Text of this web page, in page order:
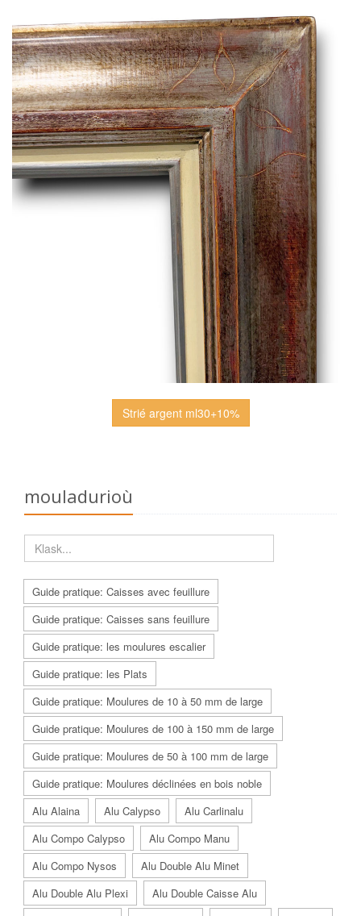
Strié argent ml30+10%
mouladurioù
Guide pratique: Caisses avec feuillure
Guide pratique: Caisses sans feuillure
Guide pratique: les moulures escalier
Guide pratique: les Plats
Guide pratique: Moulures de 10 à 50 mm de large
Guide pratique: Moulures de 100 à 150 mm de large
Guide pratique: Moulures de 50 à 100 mm de large
Guide pratique: Moulures déclinées en bois noble
Alu Alaina
Alu Calypso
Alu Carlinalu
Alu Compo Calypso
Alu Compo Manu
Alu Compo Nysos
Alu Double Alu Minet
Alu Double Alu Plexi
Alu Double Caisse Alu